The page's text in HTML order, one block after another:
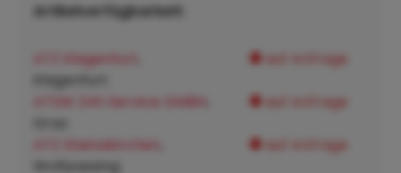
Artikelverfügbarkeit:
ATZ Klagenfurt
Klagenfurt:
auf Anfrage
ATSW 24h Service GMBH auf Anfrage
ATZ Steinakirchen
Wolfpassing:
auf Anfrage